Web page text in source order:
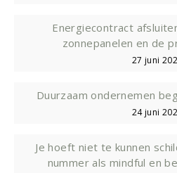
Energiecontract
zonnepanelen en de
27 juni
Duurzaam ondernemen
24 juni
Je hoeft niet te kunnen
nummer als mindful en